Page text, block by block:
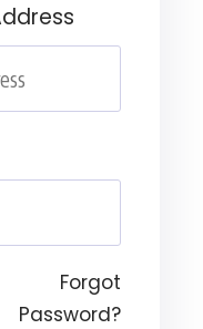
Forgot
Password?